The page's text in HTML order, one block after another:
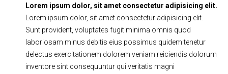
Lorem ipsum dolor, sit amet consectetur adipisicing elit.
Lorem ipsum dolor, sit amet consectetur adipisicing elit.
Sunt provident, voluptates fugit minima omnis quod
laboriosam minus debitis eius possimus quidem tenetur
delectus exercitationem dolorem veniam reiciendis dolorum
inventore sint consequuntur qui veritatis magni